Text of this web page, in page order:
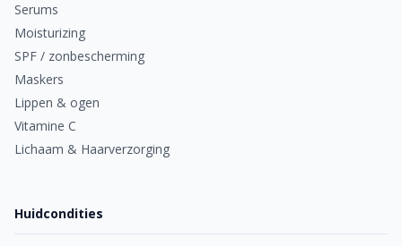
Serums
Moisturizing
SPF / zonbescherming
Maskers
Lippen & ogen
Vitamine C
Lichaam & Haarverzorging
Huidcondities